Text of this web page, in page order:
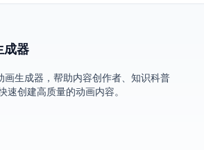
成器
画生成器，帮助内容创作者、知识科普
速创建高质量的动画内容。